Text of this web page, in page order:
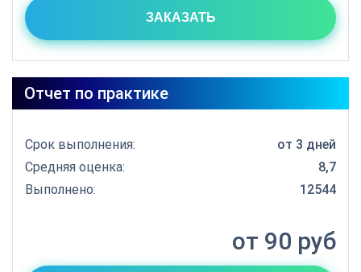
ЗАКАЗАТЬ
Отчет по практике
Срок выполнения:
от 3 дней
Средняя оценка:
8,7
Выполнено:
12544
от 90 руб